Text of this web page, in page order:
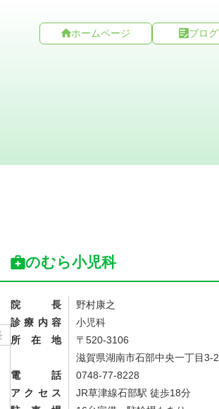
ホームページ ブロ
のむら小児科
院長
野村康之
診療内容
小児科
所在地
〒520-3106
滋賀県湖南市石部中央一丁目3-
電話
0748-77-8228
アクセス
JR草津線石部駅 徒歩18分